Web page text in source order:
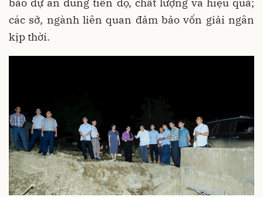
bảo dự án đúng tiến độ, chất lượng và hiệu quả;
các sở, ngành liên quan đảm bảo vốn giải ngân
kịp thời.